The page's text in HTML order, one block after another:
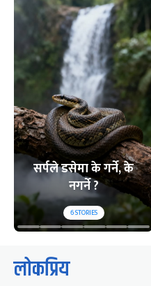
सर्पले डसेमा के गर्ने, के
नगर्ने ?
6STORIES
लोकप्रिय